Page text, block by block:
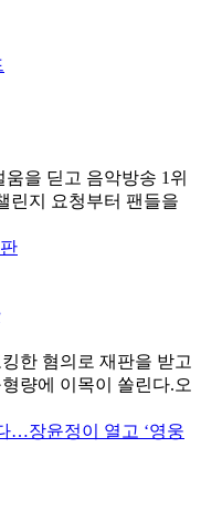
을 딛고 음악방송 1위
린지 요청부터 팬들을
한 혐의로 재판을 받고
량에 이목이 쏠린다.오